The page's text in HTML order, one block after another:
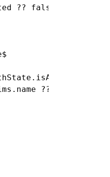
?? false
.isAuthenticated)
.name ??